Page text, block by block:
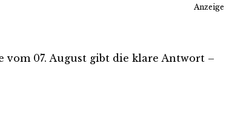
Anzeige
07. August gibt die klare Antwort –